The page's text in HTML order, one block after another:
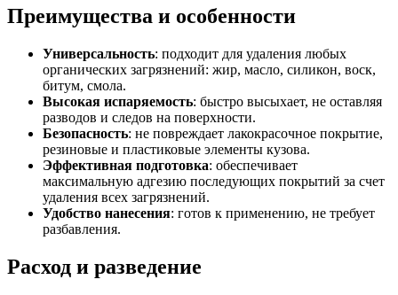
Преимущества и особенности
Универсальность: подходит для удаления любых
органических загрязнений: жир, масло, силикон, воск,
битум, смола.
Высокая испаряемость: быстро высыхает, не оставляя
разводов и следов на поверхности.
Безопасность: не повреждает лакокрасочное покрытие,
резиновые и пластиковые элементы кузова.
Эффективная подготовка: обеспечивает
максимальную адгезию последующих покрытий за счет
удаления всех загрязнений.
Удобство нанесения: готов к применению, не требует
разбавления.
Расход и разведение